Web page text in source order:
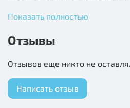
Материал: Футер
Показать полностью
Отзывы
Отзывов еще никто не
Написать отзыв